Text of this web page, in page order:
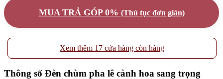
MUA TRẢ GÓP 0% (Thủ tục đơn giản)
Xem thêm 17 cửa hàng còn hàng
Thông số Đèn chùm pha lê cành hoa sang trọng